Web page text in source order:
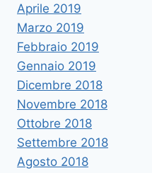
Aprile 2019
Marzo 2019
Febbraio 2019
Gennaio 2019
Dicembre 2018
Novembre 2018
Ottobre 2018
Settembre 2018
Agosto 2018